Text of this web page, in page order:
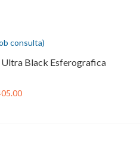
consulta)
Black Esferografica